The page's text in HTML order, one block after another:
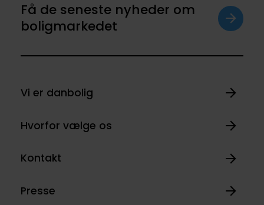
Få de seneste nyheder om
boligmarkedet
Vi er danbolig
Hvorfor vælge os
Kontakt
Presse